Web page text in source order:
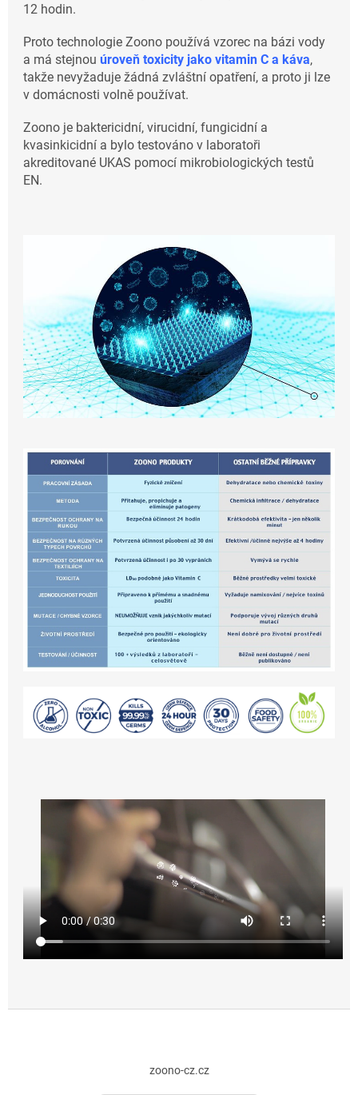
12 hodin.
Proto technologie Zoono používá vzorec na bázi vody
a má stejnou úroveň toxicity jako vitamin C a káva,
takže nevyžaduje žádná zvláštní opatření, a proto ji lze
v domácnosti volně používat.
Zoono je baktericidní, virucidní, fungicidní a
kvasinkicidní a bylo testováno v laboratoři
akreditované UKAS pomocí mikrobiologických testů
EN.
zoono-cz.cz